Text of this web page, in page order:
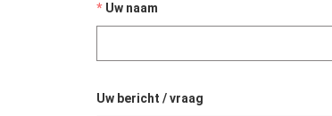
Uw naam
Uw bericht / vraag